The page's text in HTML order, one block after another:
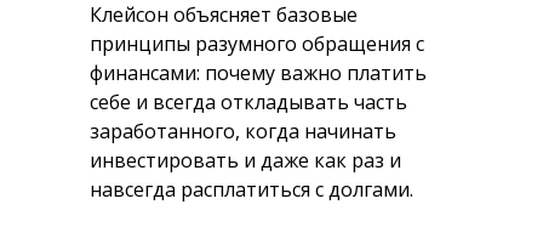
Клейсон объясняет базовые
принципы разумного обращения с
финансами: почему важно платить
себе и всегда откладывать часть
заработанного, когда начинать
инвестировать и даже как раз и
навсегда расплатиться с долгами.